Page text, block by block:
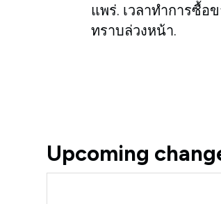
แพร่. เวลาทำการซื้อ
ทราบล่วงหน้า.
Upcoming